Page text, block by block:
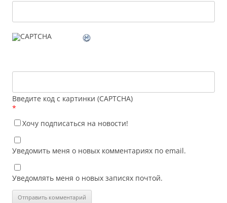
Введите код с картинки (CAPTCHA)
*
Хочу подписаться на новости!
Уведомить меня о новых комментариях по email.
Уведомлять меня о новых записях почтой.